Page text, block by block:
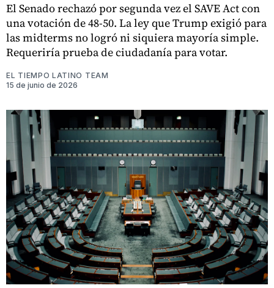
El Senado rechazó por segunda vez el SAVE Act con
una votación de 48-50. La ley que Trump exigió para
las midterms no logró ni siquiera mayoría simple.
Requeriría prueba de ciudadanía para votar.
EL TIEMPO LATINO TEAM
15 de junio de 2026